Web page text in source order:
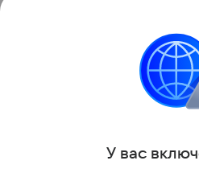
материалов,
заплачены не зря.
удовольствие – это явно
У вас включ